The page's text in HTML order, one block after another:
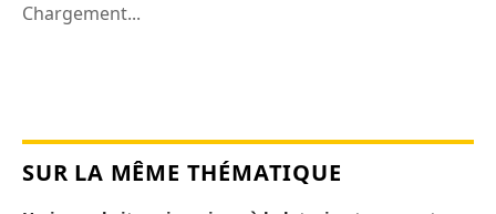
Chargement...
SUR LA MÊME THÉMATIQUE